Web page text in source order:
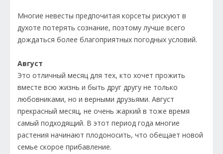
Многие невесты предпочитая корсеты рискуют в
духоте потерять сознание, поэтому лучше всего
дождаться более благоприятных погодных условий.
Август
Это отличный месяц для тех, кто хочет прожить
вместе всю жизнь и быть друг другу не только
любовниками, но и верными друзьями. Август
прекрасный месяц, не очень жаркий в тоже время
самый подходящий. В этот период года многие
растения начинают плодоносить, что обещает новой
семье скорое прибавление.